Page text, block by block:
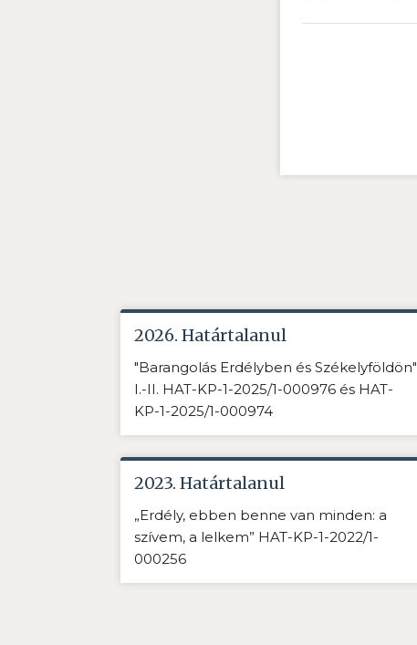
2026. Határtalanul
"Barangolás Erdélyben és Székelyföldön"
I.-II. HAT-KP-1-2025/1-000976 és HAT-
KP-1-2025/1-000974
2023. Határtalanul
„Erdély, ebben benne van minden: a
szívem, a lelkem” HAT-KP-1-2022/1-
000256